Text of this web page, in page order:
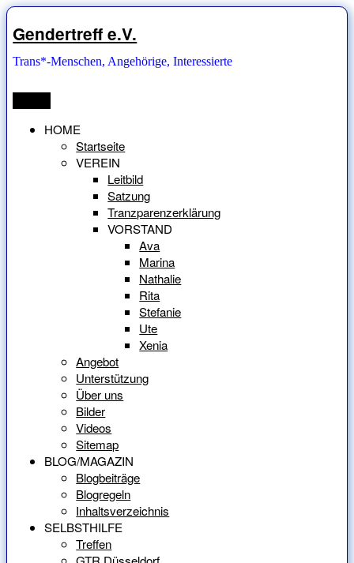
Zum
Inhalt
springen
Gendertreff e.V.
Trans*-Menschen, Angehörige, Interessierte
HOME
Startseite
VEREIN
Leitbild
Satzung
Tranzparenzerklärung
VORSTAND
Ava
Marina
Nathalie
Rita
Stefanie
Ute
Xenia
Angebot
Unterstützung
Über uns
Bilder
Videos
Sitemap
BLOG/MAGAZIN
Blogbeiträge
Blogregeln
Inhaltsverzeichnis
SELBSTHILFE
Treffen